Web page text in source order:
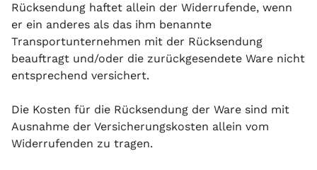
Rücksendung haftet allein der Widerrufende, wenn
er ein anderes als das ihm benannte
Transportunternehmen mit der Rücksendung
beauftragt und/oder die zurückgesendete Ware nicht
entsprechend versichert.
Die Kosten für die Rücksendung der Ware sind mit
Ausnahme der Versicherungskosten allein vom
Widerrufenden zu tragen.